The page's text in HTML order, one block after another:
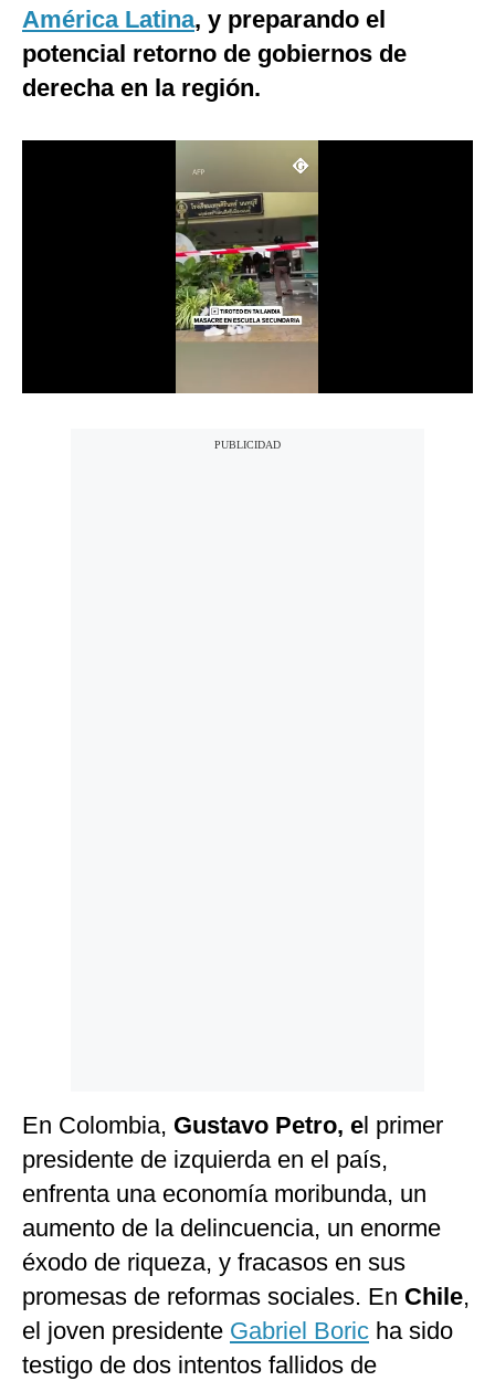
Internacional
Tecnología
América Latina, y preparando el
potencial retorno de gobiernos de
derecha en la región.
En Colombia, Gustavo Petro, el primer
presidente de izquierda en el país,
enfrenta una economía moribunda, un
aumento de la delincuencia, un enorme
éxodo de riqueza, y fracasos en sus
promesas de reformas sociales. En Chile,
el joven presidente Gabriel Boric ha sido
testigo de dos intentos fallidos de